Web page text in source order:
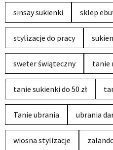
sinsay sukienki sklep
stylizacje do pracy
sweter świąteczny tanie
tanie sukienki do 50 zł
Tanie ubrania ubrania
wiosna stylizacje